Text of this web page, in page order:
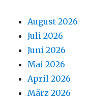
August 2026
Juli 2026
Juni 2026
Mai 2026
April 2026
März 2026